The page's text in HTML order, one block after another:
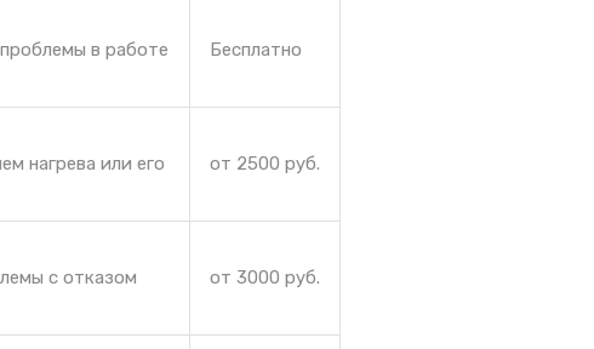
в работе
Бесплатно
нагрева или его
от 2500 руб.
с отказом
от 3000 руб.